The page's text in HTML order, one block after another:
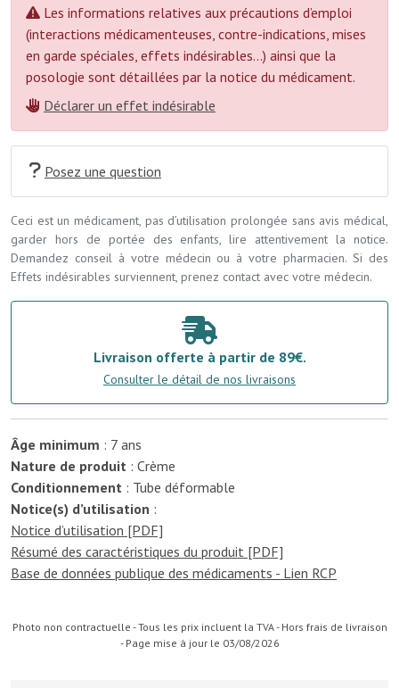
Les informations relatives aux précautions d’emploi
(interactions médicamenteuses, contre-indications, mises
en garde spéciales, effets indésirables...) ainsi que la
posologie sont détaillées par la notice du médicament.
Déclarer un effet indésirable
Posez une question
Ceci est un médicament, pas d’utilisation prolongée sans avis médical,
garder hors de portée des enfants, lire attentivement la notice.
Demandez conseil à votre médecin ou à votre pharmacien. Si des
Effets indésirables surviennent, prenez contact avec votre médecin.
Livraison offerte à partir de 89€.
Consulter le détail de nos livraisons
Âge minimum : 7 ans
Nature de produit : Crème
Conditionnement : Tube déformable
Notice(s) d’utilisation :
Notice d’utilisation [PDF]
Résumé des caractéristiques du produit [PDF]
Base de données publique des médicaments - Lien RCP
Photo non contractuelle - Tous les prix incluent la TVA - Hors frais de livraison
- Page mise à jour le 03/08/2026